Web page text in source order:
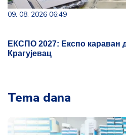
09. 08. 2026 06:49
ЕКСПО 2027: Експо караван
Крагујевац
Tema dana